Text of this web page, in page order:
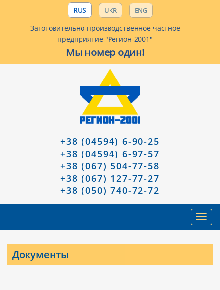
RUS UKR ENG
Заготовительно-производственное частное
предприятие "Регион-2001"
Мы номер один!
+38 (04594) 6-90-25
+38 (04594) 6-97-57
+38 (067) 504-77-58
+38 (067) 127-77-27
+38 (050) 740-72-72
Документы